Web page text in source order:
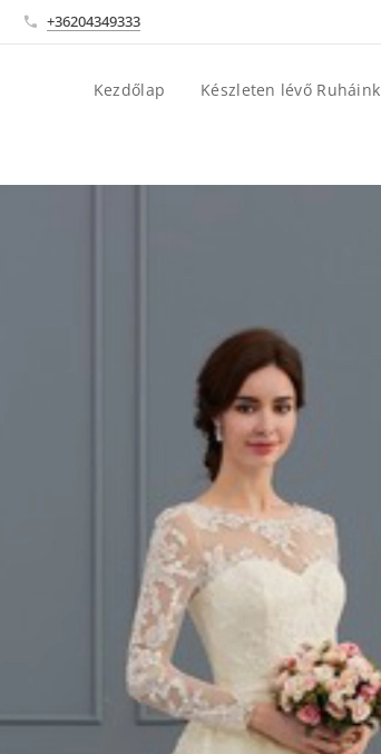
+36204349333
Kezdőlap Készleten lévő Ruháink